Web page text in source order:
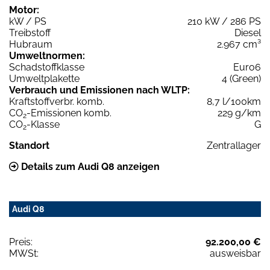
Motor:
kW / PS
210 kW / 286 PS
Treibstoff
Diesel
Hubraum
2.967 cm³
Umweltnormen:
Schadstoffklasse
Euro6
Umweltplakette
4 (Green)
Verbrauch und Emissionen nach WLTP:
Kraftstoffverbr. komb.
8,7 l/100km
CO2-Emissionen komb.
229 g/km
CO2-Klasse
G
Standort
Zentrallager
Details zum Audi Q8 anzeigen
Audi Q8
Preis:
92.200,00 €
MWSt:
ausweisbar